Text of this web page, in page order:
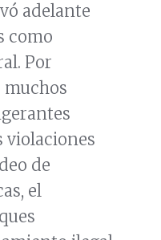
adelante
como
Por
violaciones
de
el